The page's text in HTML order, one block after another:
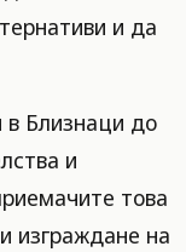
и да
в Близнаци до
и
това
изграждане на